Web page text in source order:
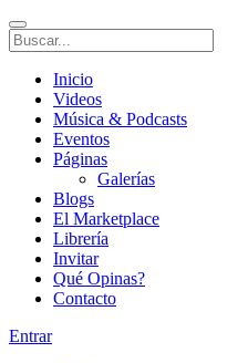
Inicio
Videos
Música & Podcasts
Eventos
Páginas
Galerías
Blogs
El Marketplace
Librería
Invitar
Qué Opinas?
Contacto
Entrar